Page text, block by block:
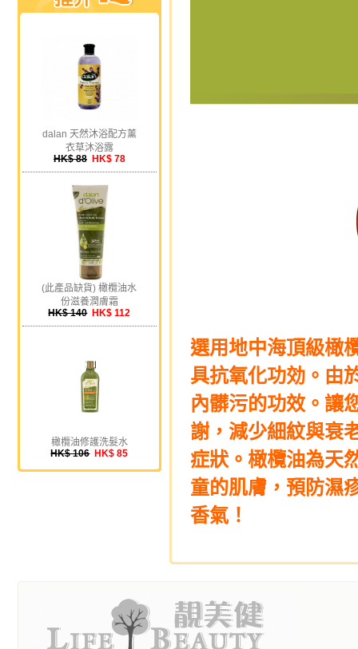
dalan 天然沐浴配方薰
衣草沐浴露
HK$ 88 HK$ 78
(此產品缺貨) 橄欖油水
份滋養潤膚霜
HK$ 140 HK$ 112
橄欖油修護洗髮水
HK$ 106 HK$ 85
選用地中海頂級橄
具抗氧化功効。由
內髒污的功效。讓
謝，減少細紋與衰
症狀。橄欖油為天
童的肌膚，預防濕
香氣！